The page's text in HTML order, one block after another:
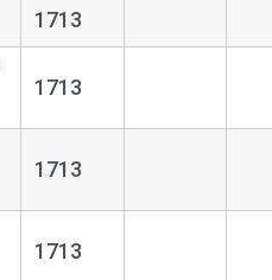
1713
1713
1713
1713